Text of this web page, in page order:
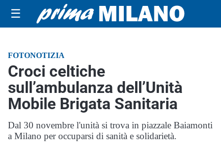
☰
FOTONOTIZIA
Croci celtiche
sull’ambulanza dell’Unità
Mobile Brigata Sanitaria
Dal 30 novembre l'unità si trova in piazzale Baiamonti
a Milano per occuparsi di sanità e solidarietà.